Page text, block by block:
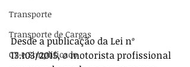
Transporte
Transporte de Cargas
CT-e Simplificado
Desde a publicação da Lei nº
13.103/2015, o motorista profissional